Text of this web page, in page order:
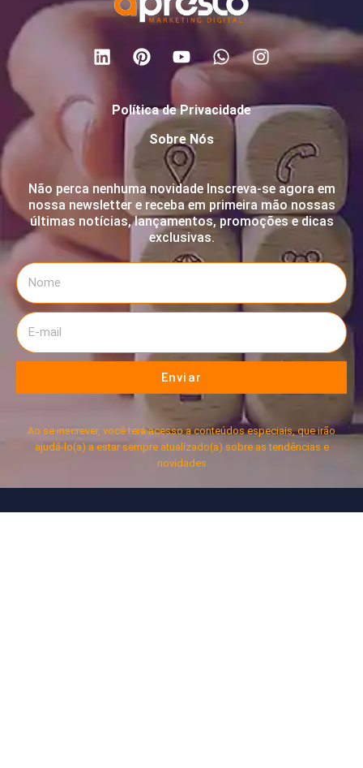
Política de Privacidade
Sobre Nós
Não perca nenhuma novidade Inscreva-se agora em
nossa newsletter e receba em primeira mão nossas
últimas notícias, lançamentos, promoções e dicas
exclusivas.
Enviar
Ao se inscrever, você terá acesso a conteúdos especiais, que irão
ajudá-lo(a) a estar sempre atualizado(a) sobre as tendências e
novidades